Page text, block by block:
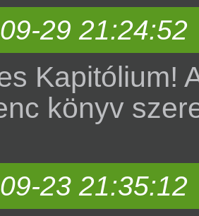
29 21:24:52
Kapitólium!
könyv
23 21:35:12